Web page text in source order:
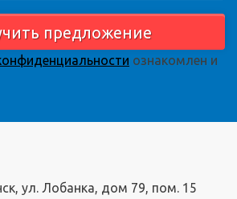
предложение
ознакомлен и
ул. Лобанка, дом 79, пом. 15